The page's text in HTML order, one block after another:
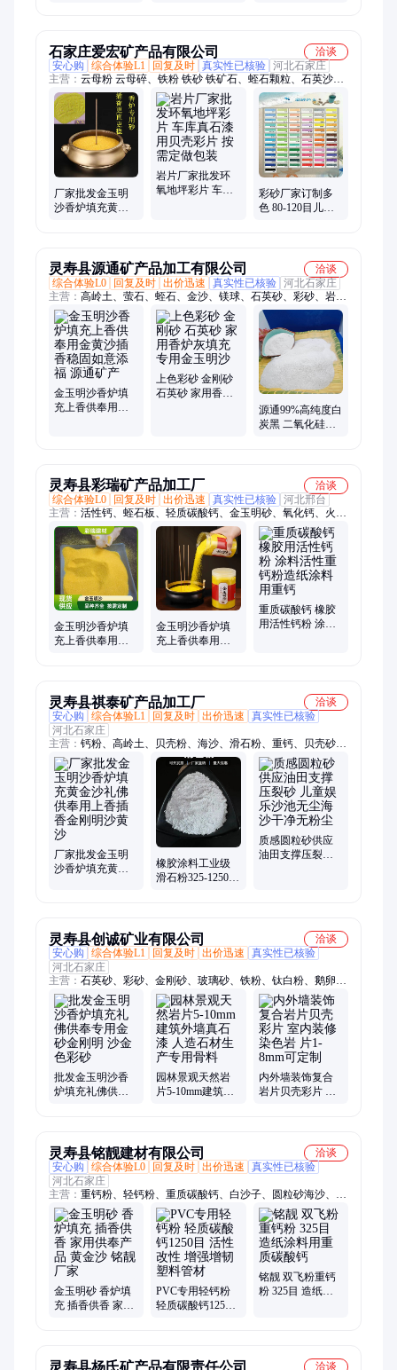
石家庄爱宏矿产品有限公司
洽谈
安心购
综合体验L1 回复及时 真实性已核验 河北石家庄
主营： 云母粉 云母碎、铁粉 铁砂 铁矿石、蛭石颗粒、石英沙石
英粉、仿瓷沙、水洗煅烧高岭土、钙基 钠基膨润土、滑石粉、
碳酸钙、沸石 沸石粉、火山石、活性白土、硅藻土、灰钙 氢氧
化钙、硅灰、五彩石、赤铁粉、氧化钙、钾钠长石粉、方解石粉
厂家批发金玉明
沙香炉填充黄金
岩片厂家批发环
氧地坪彩片 车库
彩砂厂家订制多
色 80-120目儿童
灵寿县源通矿产品加工有限公司
洽谈
综合体验L0
回复及时 出价迅速 真实性已核验 河北石家庄
主营： 高岭土、萤石、蛭石、金沙、镁球、石英砂、彩砂、岩
片、火山岩、玻璃、沸石、硫酸钡、电气石、金刚砂、石膏粉、
卵石、氧化铁、陶瓷球、立德粉、硅藻土、贝壳粉、粉煤灰、玉
石粉、活性炭、珍珠岩、膨润土
金玉明沙香炉填
充上香供奉用金
上色彩砂 金刚砂
石英砂 家用香炉
源通99%高纯度白
炭黑 二氧化硅工
灵寿县彩瑞矿产品加工厂
洽谈
综合体验L0
回复及时 出价迅速 真实性已核验 河北邢台
主营： 活性钙、蛭石板、轻质碳酸钙、金玉明砂、氧化钙、火山
岩、氢氧化钙、石英砂、硫酸钡、金刚砂、绿沸石、麦饭石、儿
童娱乐砂、电气石、重晶石、玻璃球
金玉明沙香炉填
充上香供奉用金
金玉明沙香炉填
充上香供奉用金
重质碳酸钙 橡胶
用活性钙粉 涂料
灵寿县祺泰矿产品加工厂
洽谈
安心购
综合体验L1 回复及时 出价迅速
真实性已核验
河北石家庄
主营： 钙粉、高岭土、贝壳粉、海沙、滑石粉、重钙、贝壳砂、
膨润土、陶土、云母、蛭石、石英砂
厂家批发金玉明
沙香炉填充黄金
橡胶涂料工业级
滑石粉325-1250目
质感圆粒砂供应
油田支撑压裂砂
灵寿县创诚矿业有限公司
洽谈
安心购
综合体验L1 回复及时 出价迅速
真实性已核验
河北石家庄
主营： 石英砂、彩砂、金刚砂、玻璃砂、铁粉、钛白粉、鹅卵
石、铸石粉、岩片、玻璃微珠、石英粉、圆粒砂、钙粉、氧化铁
颜料、玉米芯
批发金玉明沙香
炉填充礼佛供奉
园林景观天然岩
片5-10mm建筑外
内外墙装饰复合
岩片贝壳彩片 室
灵寿县铭靓建材有限公司
洽谈
安心购
综合体验L0 回复及时 出价迅速
真实性已核验
河北石家庄
主营： 重钙粉、轻钙粉、重质碳酸钙、白沙子、圆粒砂海沙、轻
质碳酸钙、钙基膨润土、钠基膨润土、碳酸钙、超细氢氧化钙、
生石灰粉、猫砂矿砂、报纸纤维、脱硫石灰石粉、石英砂、天然
水洗石、卵石砾石、水磨石、白色黑色鹅卵石、天然鹅卵石、天
然彩砂、染色彩砂、高岭土、五彩石、贝壳颗粒
金玉明砂 香炉填
充 插香供香 家用
PVC专用轻钙粉
轻质碳酸钙1250
铭靓 双飞粉重钙
粉 325目 造纸涂
灵寿县杨氏矿产品有限责任公司
洽谈